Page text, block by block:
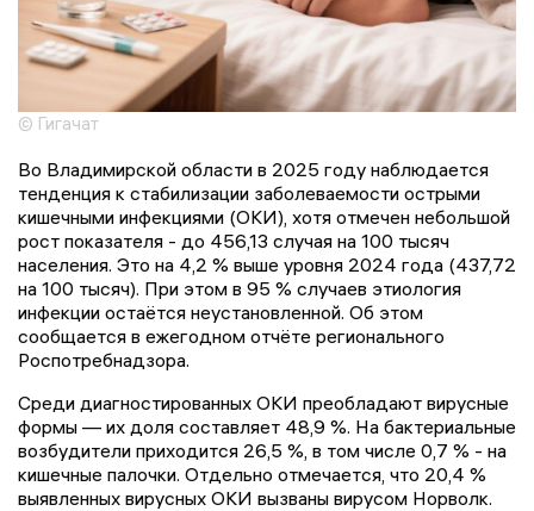
© Гигачат
Во Владимирской области в 2025 году наблюдается
тенденция к стабилизации заболеваемости острыми
кишечными инфекциями (ОКИ), хотя отмечен небольшой
рост показателя - до 456,13 случая на 100 тысяч
населения. Это на 4,2 % выше уровня 2024 года (437,72
на 100 тысяч). При этом в 95 % случаев этиология
инфекции остаётся неустановленной. Об этом
сообщается в ежегодном отчёте регионального
Роспотребнадзора.
Среди диагностированных ОКИ преобладают вирусные
формы — их доля составляет 48,9 %. На бактериальные
возбудители приходится 26,5 %, в том числе 0,7 % - на
кишечные палочки. Отдельно отмечается, что 20,4 %
выявленных вирусных ОКИ вызваны вирусом Норволк.